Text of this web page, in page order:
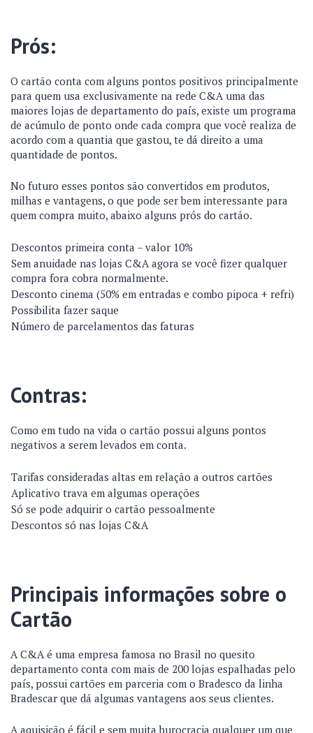
Prós:
O cartão conta com alguns pontos positivos principalmente
para quem usa exclusivamente na rede C&A uma das
maiores lojas de departamento do país, existe um programa
de acúmulo de ponto onde cada compra que você realiza de
acordo com a quantia que gastou, te dá direito a uma
quantidade de pontos.
No futuro esses pontos são convertidos em produtos,
milhas e vantagens, o que pode ser bem interessante para
quem compra muito, abaixo alguns prós do cartão.
Descontos primeira conta – valor 10%
Sem anuidade nas lojas C&A agora se você fizer qualquer
compra fora cobra normalmente.
Desconto cinema (50% em entradas e combo pipoca + refri)
Possibilita fazer saque
Número de parcelamentos das faturas
Contras:
Como em tudo na vida o cartão possui alguns pontos
negativos a serem levados em conta.
Tarifas consideradas altas em relação a outros cartões
Aplicativo trava em algumas operações
Só se pode adquirir o cartão pessoalmente
Descontos só nas lojas C&A
Principais informações sobre o
Cartão
A C&A é uma empresa famosa no Brasil no quesito
departamento conta com mais de 200 lojas espalhadas pelo
país, possui cartões em parceria com o Bradesco da linha
Bradescar que dá algumas vantagens aos seus clientes.
A aquisição é fácil e sem muita burocracia qualquer um que